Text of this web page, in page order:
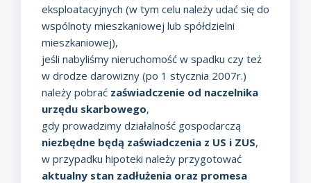
eksploatacyjnych (w tym celu należy udać się do
wspólnoty mieszkaniowej lub spółdzielni
mieszkaniowej),
jeśli nabyliśmy nieruchomość w spadku czy też
w drodze darowizny (po 1 stycznia 2007r.)
należy pobrać zaświadczenie od naczelnika
urzędu skarbowego,
gdy prowadzimy działalność gospodarczą
niezbędne będą zaświadczenia z US i ZUS,
w przypadku hipoteki należy przygotować
aktualny stan zadłużenia oraz promesa